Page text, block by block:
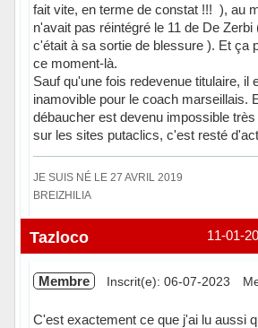
fait vite, en terme de constat !!! ), au
n'avait pas réintégré le 11 de De
c'était à sa sortie de blessure ). Et ça
ce moment-là.
Sauf qu'une fois redevenue titulaire, il
inamovible pour le coach marseillais.
débaucher est devenu impossible
sur les sites putaclics, c'est resté
JE SUIS NÉ LE 27 AVRIL 2019
BREIZHILIA
Hors ligne 11-01-
Tazloco
Membre Inscrit(e): 06-07-2023
C'est exactement ce que j'ai lu aussi